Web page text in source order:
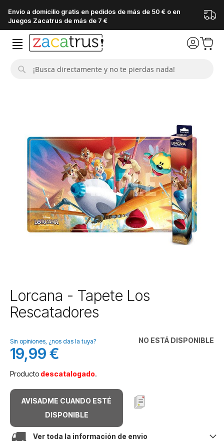
Envío a domicilio gratis en pedidos de más de 50 € o en
Juegos Zacatrus de más de 7 €
galería
imágenes
Saltar
al
comienzo
galería
de
imágenes
Lorcana - Tapete Los
Rescatadores
NO ESTÁ DISPONIBLE
Sin opiniones, ¿nos das la tuya?
19,99 €
Producto descatalogado.
AVISADME CUANDO ESTÉ
DISPONIBLE
Ver toda la información de envio